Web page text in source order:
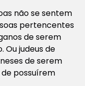
não se sentem
pertencentes
de serem
Ou judeus de
de serem
possuírem